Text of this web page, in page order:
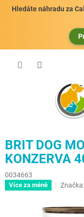
Hledáte náhradu za
BRIT DOG
KONZERVA
0034663
Více za méně Značka: